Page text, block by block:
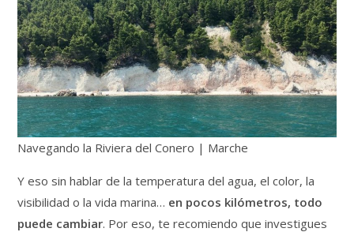
Navegando la Riviera del Conero | Marche
Y eso sin hablar de la temperatura del agua, el color, la
visibilidad o la vida marina… en pocos kilómetros, todo
puede cambiar. Por eso, te recomiendo que investigues